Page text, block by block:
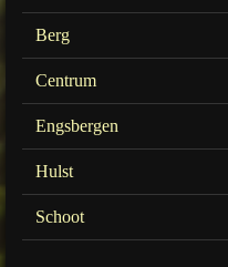
Berg
Centrum
Engsbergen
Hulst
Schoot